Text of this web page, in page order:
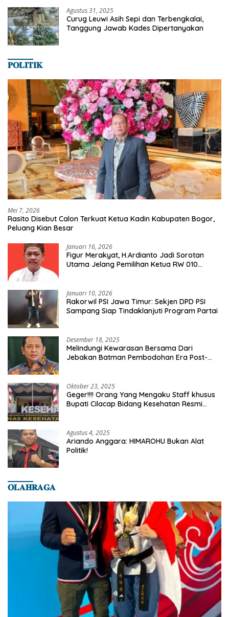
Agustus 31, 2025
Curug Leuwi Asih Sepi dan Terbengkalai,
Tanggung Jawab Kades Dipertanyakan
𝐏𝐎𝐋𝐈𝐓𝐈𝐊
Mei 7, 2026
Rasito Disebut Calon Terkuat Ketua Kadin Kabupaten Bogor,
Peluang Kian Besar
Januari 16, 2026
Figur Merakyat, H.Ardianto Jadi Sorotan
Utama Jelang Pemilihan Ketua RW 010
Januari 10, 2026
Rakorwil PSI Jawa Timur: Sekjen DPD PSI
Sampang Siap Tindaklanjuti Program Partai
Desember 18, 2025
Melindungi Kewarasan Bersama Dari
Jebakan Batman Pembodohan Era Post-
Oktober 23, 2025
Geger!!!! Orang Yang Mengaku Staff khusus
Bupati Cilacap Bidang Kesehatan Resmi
Agustus 4, 2025
Ariando Anggara: HIMAROHU Bukan Alat
Politik!
𝐎𝐋𝐀𝐇𝐑𝐀𝐆𝐀